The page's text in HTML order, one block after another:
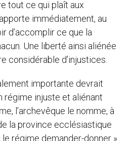
tout ce qui plaît aux
immédiatement, au
d’accomplir ce que la
Une liberté ainsi aliénée
considérable d’injustices.
importante devrait
régime injuste et aliénant
l’archevêque le nomme, à
la province ecclésiastique
le régime demander-donner »